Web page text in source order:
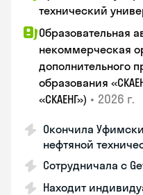
технический
Образовательная
некоммерческая
дополнительного
образования
«СКАЕНГ») • 2026 г.
Окончила
нефтяной
Сотрудничала с
Находит